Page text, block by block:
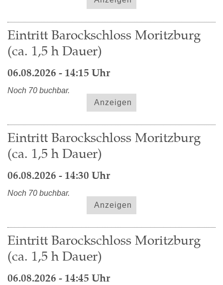
Eintritt Barockschloss Moritzburg
(ca. 1,5 h Dauer)
06.08.2026 - 14:15 Uhr
Noch 70 buchbar.
Anzeigen
Eintritt Barockschloss Moritzburg
(ca. 1,5 h Dauer)
06.08.2026 - 14:30 Uhr
Noch 70 buchbar.
Anzeigen
Eintritt Barockschloss Moritzburg
(ca. 1,5 h Dauer)
06.08.2026 - 14:45 Uhr